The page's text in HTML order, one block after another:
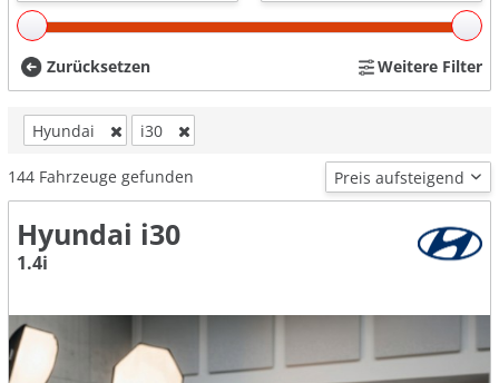
Zurücksetzen Weitere Filter
Hyundai i30
144 Fahrzeuge gefunden
Hyundai i30
1.4i